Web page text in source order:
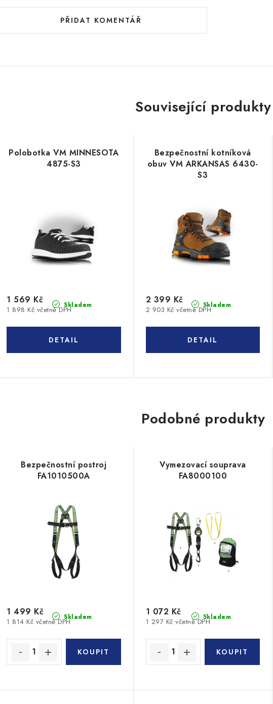
PŘIDAT KOMENTÁŘ
Související produkty
Polobotka VM MINNESOTA
4875-S3
Skladem
1 898 Kč včetně DPH
1 569 Kč
Bezpečnostní kotníková
obuv VM ARKANSAS 6430-
S3
Skladem
2 903 Kč včetně DPH
2 399 Kč
Podobné produkty
Bezpečnostní postroj
FA1010500A
Skladem
1 814 Kč včetně DPH
1 499 Kč
Vymezovací souprava
FA8000100
Skladem
1 297 Kč včetně DPH
1 072 Kč